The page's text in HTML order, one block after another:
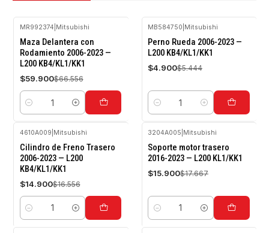
-10%
OFF
MR992374 Mitsubishi
Maza Delantera con
Rodamiento 2006-2023 —
L200 KB4/KL1/KK1
$59.900$66.556
Cantidad
-10%
OFF
MB584750 Mitsubishi
Perno Rueda 2006-2023 —
L200 KB4/KL1/KK1
$4.900$5.444
Cantidad
-10%
OFF
4610A009 Mitsubishi
Cilindro de Freno Trasero
2006-2023 — L200
KB4/KL1/KK1
$14.900$16.556
Cantidad
-10%
OFF
3204A005 Mitsubishi
Soporte motor trasero
2016-2023 — L200 KL1/KK1
$15.900$17.667
Cantidad